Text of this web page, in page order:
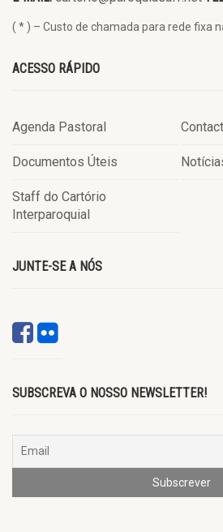
( * ) – Custo de chamada para rede fixa
ACESSO RÁPIDO
Agenda Pastoral
Documentos Úteis
Staff do Cartório
Interparoquial
JUNTE-SE A NÓS
SUBSCREVA O NOSSO NEWSLETTER!